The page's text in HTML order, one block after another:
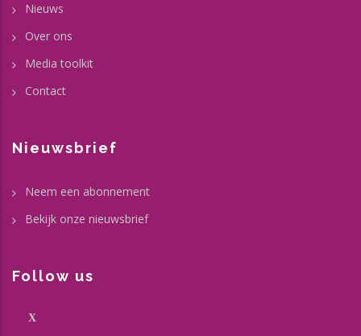
Nieuws
Over ons
Media toolkit
Contact
Nieuwsbrief
Neem een abonnement
Bekijk onze nieuwsbrief
Follow us
X